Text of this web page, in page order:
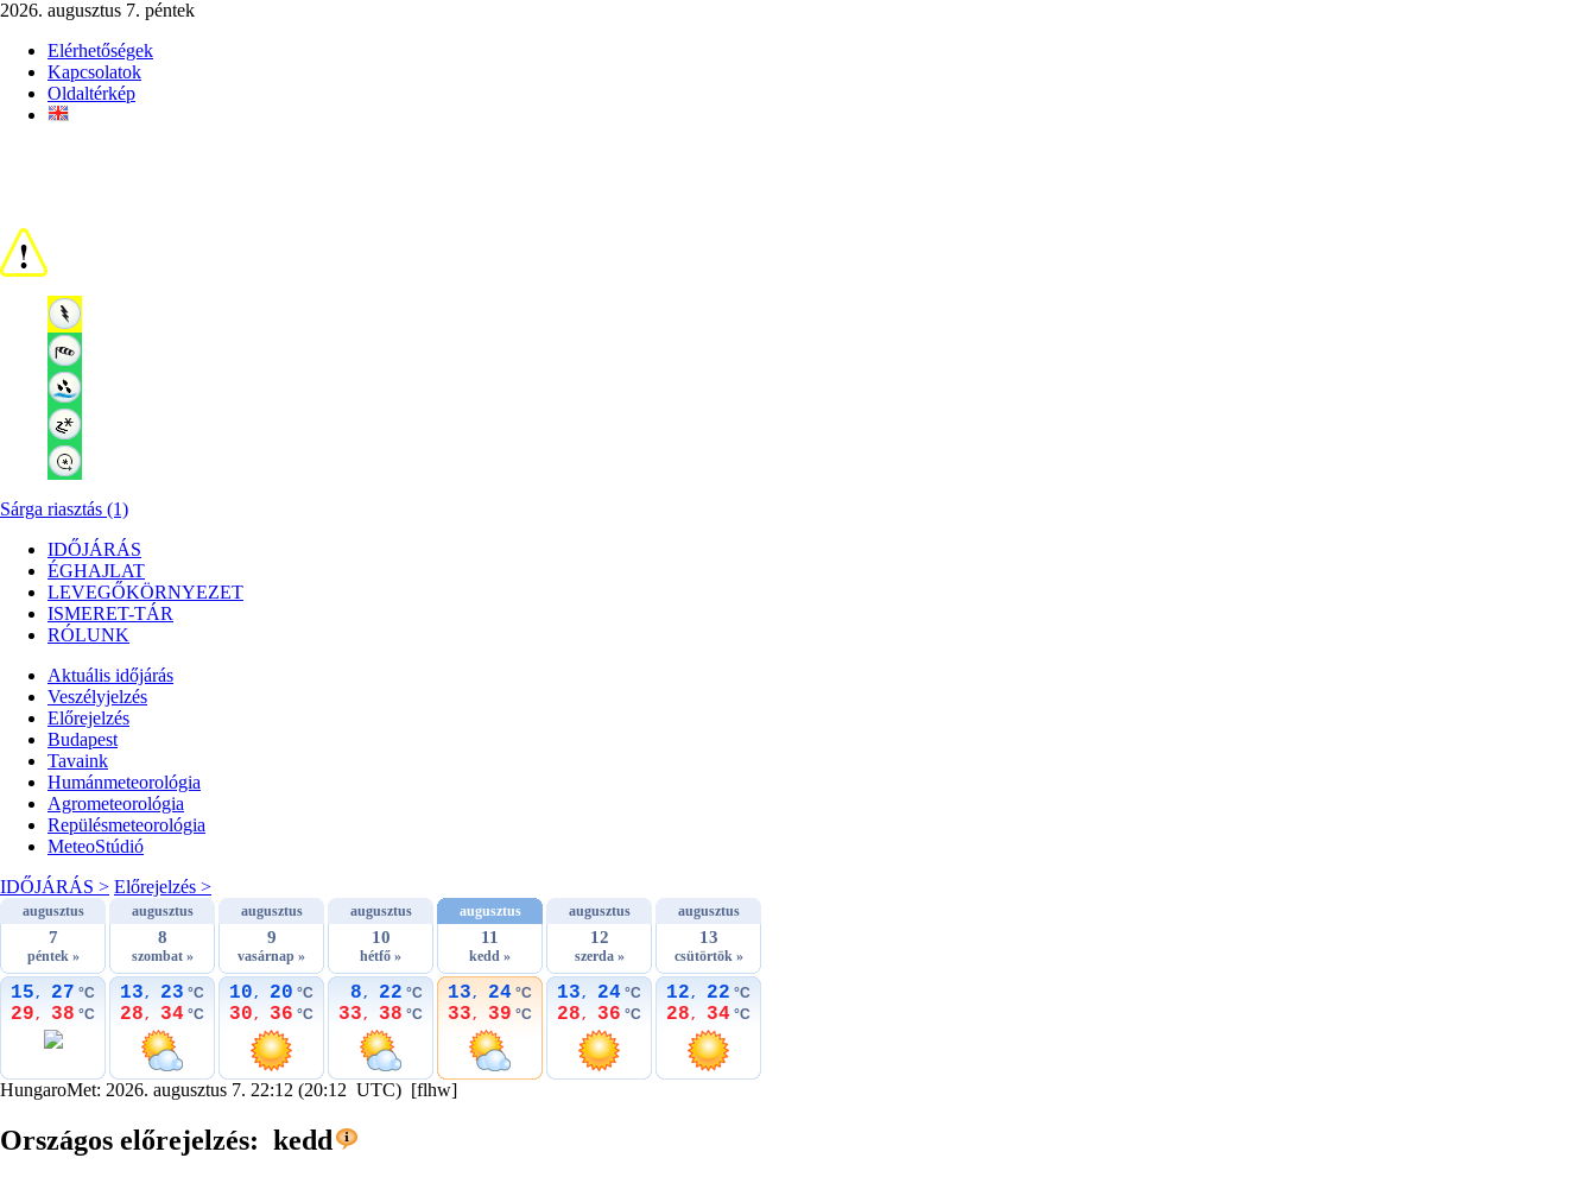
2026. augusztus 7. péntek
Elérhetőségek
Kapcsolatok
Oldaltérkép
Sárga riasztás (1)
IDŐJÁRÁS
ÉGHAJLAT
LEVEGŐKÖRNYEZET
ISMERET-TÁR
RÓLUNK
Aktuális időjárás
Veszélyjelzés
Előrejelzés
Budapest
Tavaink
Humánmeteorológia
Agrometeorológia
Repülésmeteorológia
MeteoStúdió
IDŐJÁRÁS > Előrejelzés >
augusztus
7
péntek »
15, 27 °C
29, 38 °C
augusztus
8
szombat »
13, 23 °C
28, 34 °C
augusztus
9
vasárnap »
10, 20 °C
30, 36 °C
augusztus
10
hétfő »
8, 22 °C
33, 38 °C
augusztus
11
kedd »
13, 24 °C
33, 39 °C
augusztus
12
szerda »
13, 24 °C
28, 36 °C
augusztus
13
csütörtök »
12, 22 °C
28, 34 °C
HungaroMet: 2026. augusztus 7. 22:12 (20:12 UTC) [flhw]
Országos előrejelzés: kedd